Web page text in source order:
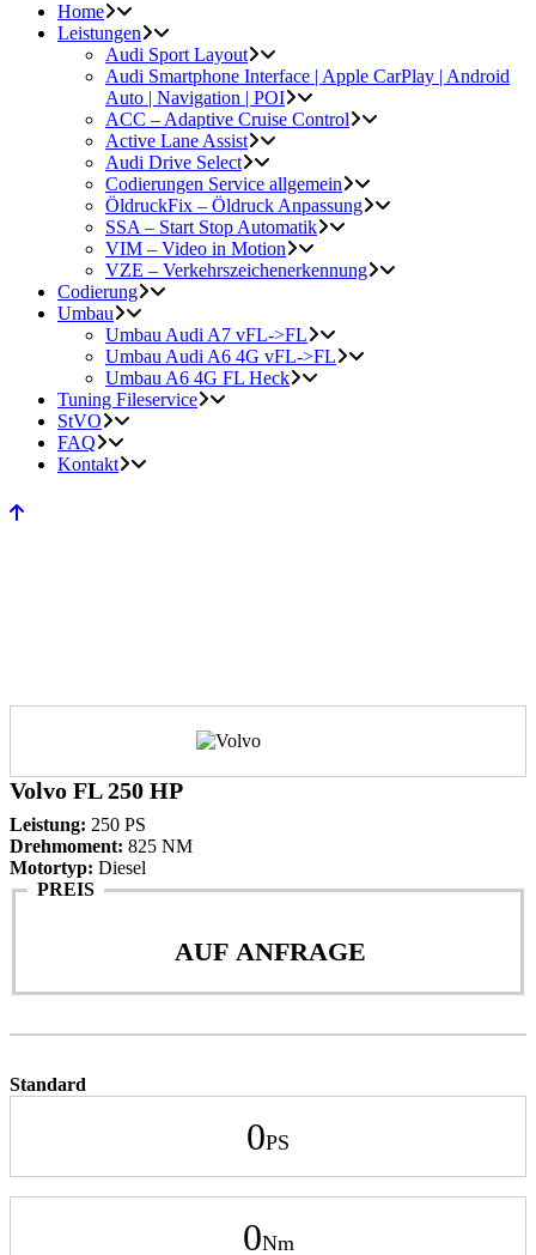
Home
Leistungen
Audi Sport Layout
Audi Smartphone Interface | Apple CarPlay | Android
Auto | Navigation | POI
ACC – Adaptive Cruise Control
Active Lane Assist
Audi Drive Select
Codierungen Service allgemein
ÖldruckFix – Öldruck Anpassung
SSA – Start Stop Automatik
VIM – Video in Motion
VZE – Verkehrszeichenerkennung
Codierung
Umbau
Umbau Audi A7 vFL->FL
Umbau Audi A6 4G vFL->FL
Umbau A6 4G FL Heck
Tuning Fileservice
StVO
FAQ
Kontakt
Volvo FL 250 HP
Leistung: 250 PS
Drehmoment: 825 NM
Motortyp: Diesel
PREIS
AUF ANFRAGE
Standard
0
0